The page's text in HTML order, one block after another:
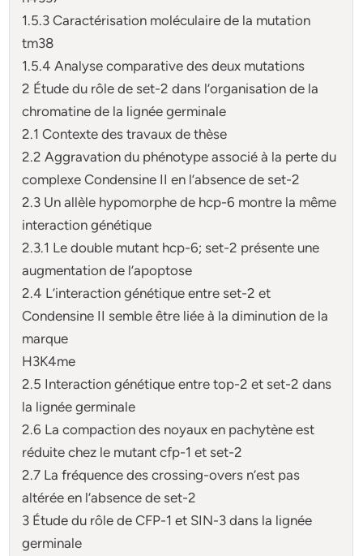
1.5.3 Caractérisation moléculaire de la mutation
tm38
1.5.4 Analyse comparative des deux mutations
2 Étude du rôle de set-2 dans l’organisation de la
chromatine de la lignée germinale
2.1 Contexte des travaux de thèse
2.2 Aggravation du phénotype associé à la perte du
complexe Condensine II en l’absence de set-2
2.3 Un allèle hypomorphe de hcp-6 montre la même
interaction génétique
2.3.1 Le double mutant hcp-6; set-2 présente une
augmentation de l’apoptose
2.4 L’interaction génétique entre set-2 et
Condensine II semble être liée à la diminution de la
marque
H3K4me
2.5 Interaction génétique entre top-2 et set-2 dans
la lignée germinale
2.6 La compaction des noyaux en pachytène est
réduite chez le mutant cfp-1 et set-2
2.7 La fréquence des crossing-overs n’est pas
altérée en l’absence de set-2
3 Étude du rôle de CFP-1 et SIN-3 dans la lignée
germinale